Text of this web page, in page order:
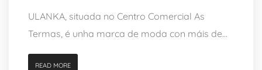
ULANKA, situada no Centro Comercial As
Termas, é unha marca de moda con máis de...
READ MORE